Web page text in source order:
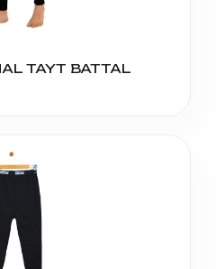
TAYT BATTAL